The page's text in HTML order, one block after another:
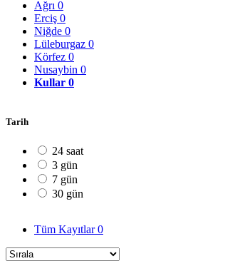
Ağrı 0
Erciş 0
Niğde 0
Lüleburgaz 0
Körfez 0
Nusaybin 0
Kullar 0
Tarih
24 saat
3 gün
7 gün
30 gün
Tüm Kayıtlar0